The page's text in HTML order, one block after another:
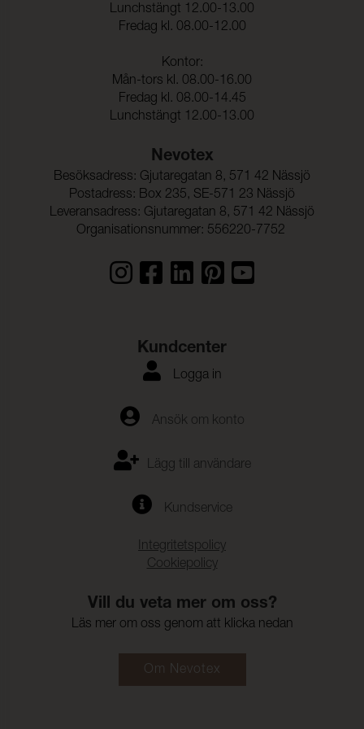
Lunchstängt 12.00-13.00
Fredag kl. 08.00-12.00
Kontor:
Mån-tors kl. 08.00-16.00
Fredag kl. 08.00-14.45
Lunchstängt 12.00-13.00
Nevotex
Besöksadress: Gjutaregatan 8, 571 42 Nässjö
Postadress: Box 235, SE-571 23 Nässjö
Leveransadress: Gjutaregatan 8, 571 42 Nässjö
Organisationsnummer: 556220-7752
Kundcenter
Logga in
Ansök om konto
Lägg till användare
Kundservice
Integritetspolicy
Cookiepolicy
Vill du veta mer om oss?
Läs mer om oss genom att klicka nedan
Om Nevotex